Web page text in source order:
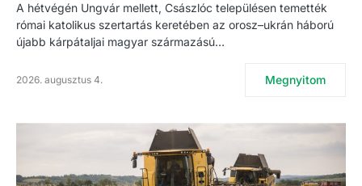
A hétvégén Ungvár mellett, Császlóc településen temették
római katolikus szertartás keretében az orosz–ukrán háború
újabb kárpátaljai magyar származású…
2026. augusztus 4. Megnyitom